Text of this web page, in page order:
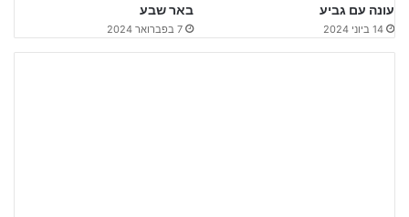
עונה עם גביע
14 ביוני 2024
באר שבע
7 בפברואר 2024